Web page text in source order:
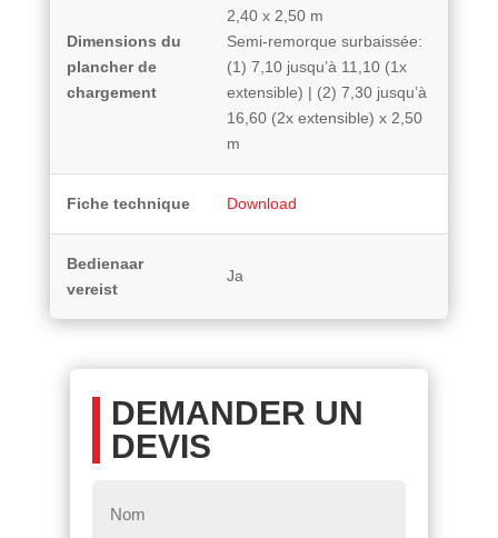
Dimensions du
plancher de
chargement
2,40 x 2,50 m
Semi-remorque surbaissée:
(1) 7,10 jusqu’à 11,10 (1x
extensible) | (2) 7,30 jusqu’à
16,60 (2x extensible) x 2,50
m
Fiche technique Download
Bedienaar
vereist
Ja
DEMANDER UN
DEVIS